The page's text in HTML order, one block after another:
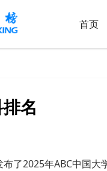
首页
名
布了2025年ABC中国